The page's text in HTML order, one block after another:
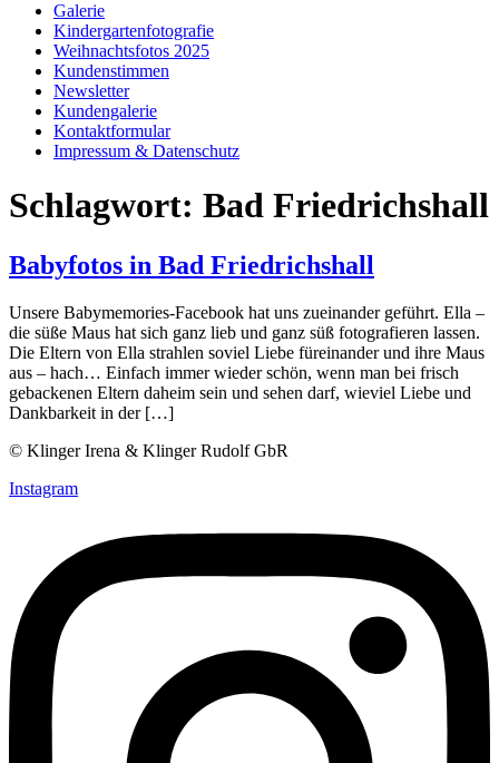
Galerie
Kindergartenfotografie
Weihnachtsfotos 2025
Kundenstimmen
Newsletter
Kundengalerie
Kontaktformular
Impressum & Datenschutz
Schlagwort: Bad Friedrichshall
Babyfotos in Bad Friedrichshall
Unsere Babymemories-Facebook hat uns zueinander geführt. Ella –
die süße Maus hat sich ganz lieb und ganz süß fotografieren lassen.
Die Eltern von Ella strahlen soviel Liebe füreinander und ihre Maus
aus – hach… Einfach immer wieder schön, wenn man bei frisch
gebackenen Eltern daheim sein und sehen darf, wieviel Liebe und
Dankbarkeit in der […]
© Klinger Irena & Klinger Rudolf GbR
Instagram